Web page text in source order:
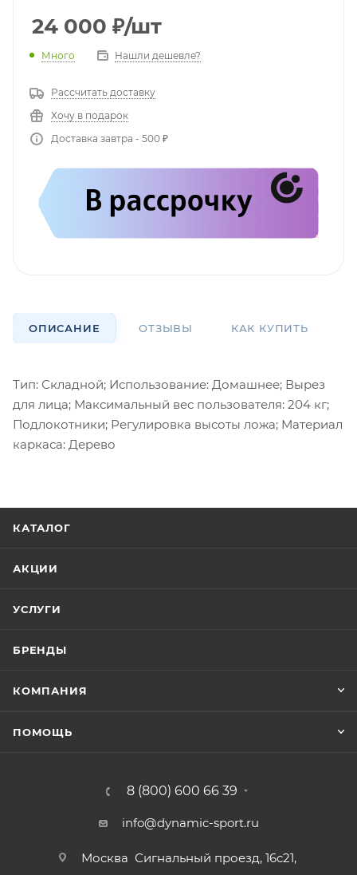
24 000 ₽/шт
Много Нашли дешевле?
Рассчитать доставку
Хочу в подарок
Доставка завтра - 500 ₽
ОПИСАНИЕ ОТЗЫВЫ КАК КУПИТЬ
Тип: Складной; Использование: Домашнее; Вырез
для лица; Максимальный вес пользователя: 204 кг;
Подлокотники; Регулировка высоты ложа; Материал
каркаса: Дерево
КАТАЛОГ
АКЦИИ
УСЛУГИ
БРЕНДЫ
КОМПАНИЯ
ПОМОЩЬ
8 (800) 600 66 39
info@dynamic-sport.ru
Москва Сигнальный проезд, 16с21,